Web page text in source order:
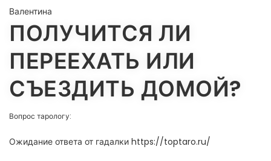
Валентина
ПОЛУЧИТСЯ ЛИ
ПЕРЕЕХАТЬ ИЛИ
СЪЕЗДИТЬ ДОМОЙ?
Вопрос тарологу:
Ожидание ответа от гадалки https://toptaro.ru/